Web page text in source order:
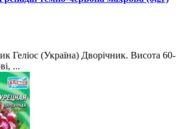
Геліос (Україна) Дворічник. Висота 60-
...